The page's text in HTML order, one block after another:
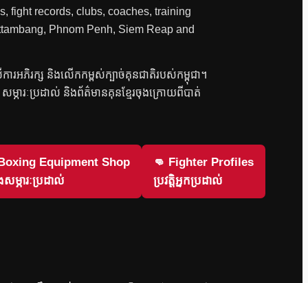
fight records, clubs, coaches, training
Phnom Penh, Siem Reap and
ការអភិរក្ស និងលើកកម្ពស់ក្បាច់គុនជាតិរបស់កម្ពុជា។
ម្ភារៈប្រដាល់ និងព័ត៌មានគុនខ្មែរចុងក្រោយពីបាត់
Equipment Shop
ម្ភារៈប្រដាល់
👊 Fighter Profiles
ប្រវត្តិអ្នកប្រដាល់